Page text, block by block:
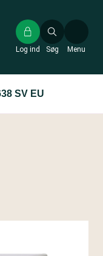
Søg
Log ind Menu
SV EU